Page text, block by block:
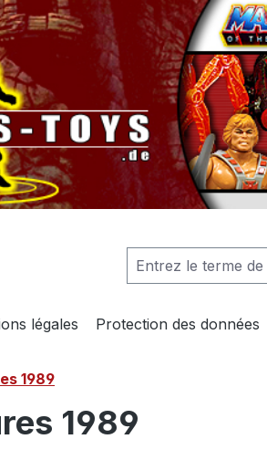
principale
légales Protection des données
1989
1989